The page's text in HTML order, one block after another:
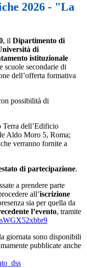
2026 - "La
, il Dipartimento di
di
istituzionale
scuole secondarie di
dell’offerta formativa
possibilità di
Terra dell’Edificio
Aldo Moro 5, Roma;
verranno fornite a
di partecipazione.
a prendere parte
all’iscrizione
sia per quella da
l’evento, tramite
giornata sono disponibili
pubblicate anche